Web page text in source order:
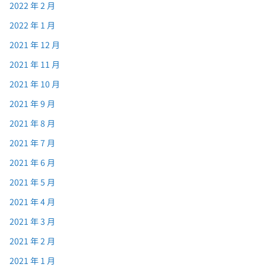
2022 年 2 月
2022 年 1 月
2021 年 12 月
2021 年 11 月
2021 年 10 月
2021 年 9 月
2021 年 8 月
2021 年 7 月
2021 年 6 月
2021 年 5 月
2021 年 4 月
2021 年 3 月
2021 年 2 月
2021 年 1 月